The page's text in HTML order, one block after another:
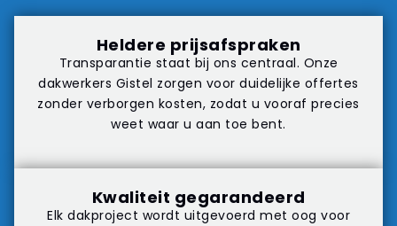
Heldere prijsafspraken
Transparantie staat bij ons centraal. Onze
dakwerkers Gistel zorgen voor duidelijke offertes
zonder verborgen kosten, zodat u vooraf precies
weet waar u aan toe bent.
Kwaliteit gegarandeerd
Elk dakproject wordt uitgevoerd met oog voor